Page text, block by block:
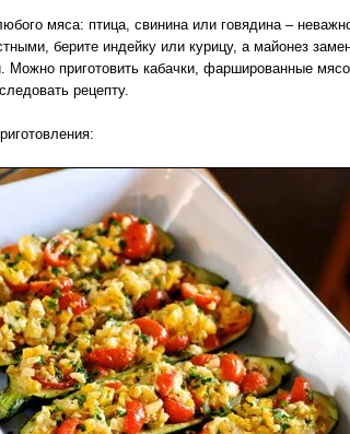
мяса: птица, свинина или говядина –
берите индейку или курицу, а майонез
Можно приготовить кабачки, фаршированные
рецепту.